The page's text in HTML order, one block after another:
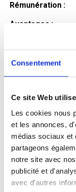
Consentement
Ce site Web
Les cookies nous
et les annonces,
médias sociaux et
partageons
notre site avec
publicité et
avec d'autres
Rémunération :
Avantages :
Qualifications et
Profil recherché :
Expérience :